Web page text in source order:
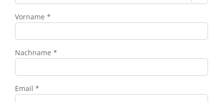
Vorname *
Nachname *
Email *